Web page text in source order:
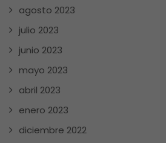
agosto 2023
julio 2023
junio 2023
mayo 2023
abril 2023
enero 2023
diciembre 2022